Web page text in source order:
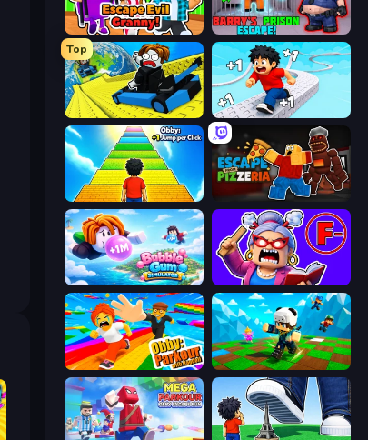
Escape Evil Granny! Barry's Prison Escape!
Top
Cart Ride Danger Mount Speed per Click: Obby
Obby: +1 Jump per Click Escape From Pizzeria
Bubble Gum Simulator
Obby: Parkour with Ragdoll Robby: Many Games